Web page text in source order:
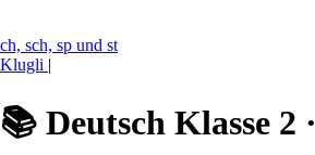
ch, sch, sp und st
Klugli |
📚 Deutsch Klasse 2 ·